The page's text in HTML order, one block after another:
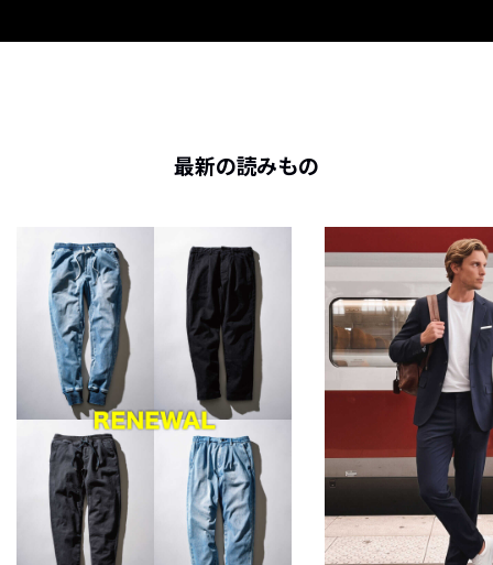
最新の読みもの